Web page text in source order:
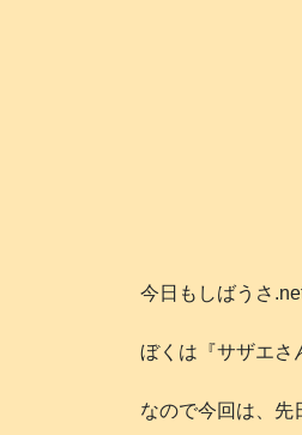
今日もしばうさ
ぼくは『サザエさ
なので今回は、先